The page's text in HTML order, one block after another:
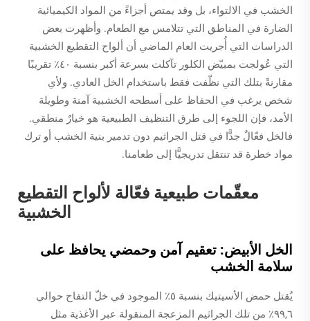
الخشب في الالتواء، بل وقد يمتص أجزاءً من المواد الكيميائية
الضارة في المناطق التي تتلامس مع الطعام. وأظهرت بعض
الدراسات التي أُجريت العام الماضي أن ألواح التقطيع الخشبية
التي عُولجت بمبيّض الكلور تآكلت بسرعة أكبر بنسبة ٤٠٪ تقريبًا
مقارنةً بتلك التي نظّفت فقط باستخدام الخل العادي. ولأي
شخص يرغب في الحفاظ على أسطحه الخشبية آمنة وطويلة
الأمد، فإن اللجوء إلى طرق التنظيف الطبيعية هو خيارٌ منطقي.
فالخل فعّالٌ جدًّا في قتل الجراثيم دون تدمير بنية الخشب أو ترك
مواد خطرة قد تنتقل تدريجيًّا إلى طعامنا.
معقّمات طبيعية فعّالة لألواح التقطيع
الخشبية
الخل الأبيض: تعقيم آمن وحمضي يحافظ على
سلامة الخشب
يُقتل حمض الأسيتيك بنسبة ٥٪ الموجود في خلّ التفاح حوالي
٩٩,٦٪ من تلك الجراثيم المزعجة المنقولة عبر الأغذية مثل